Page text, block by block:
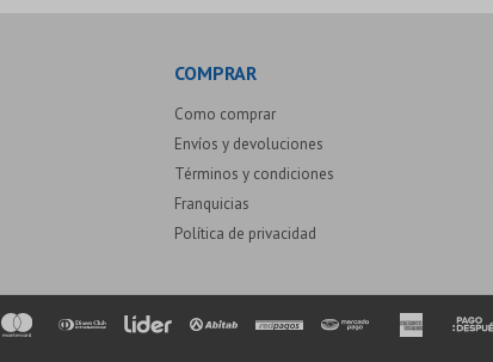
COMPRAR
Como comprar
Envíos y devoluciones
Términos y condiciones
Franquicias
Política de privacidad